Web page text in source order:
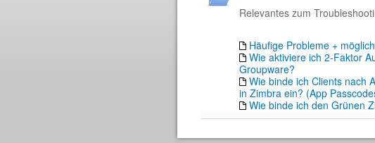
Relevantes zum
Häufige Probleme +
Wie aktiviere ich 2-Faktor
Groupware?
Wie binde ich Clients nach
in Zimbra ein? (App
Wie binde ich den Grünen